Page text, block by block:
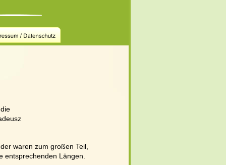
waren zum großen Teil,
entsprechenden Längen.